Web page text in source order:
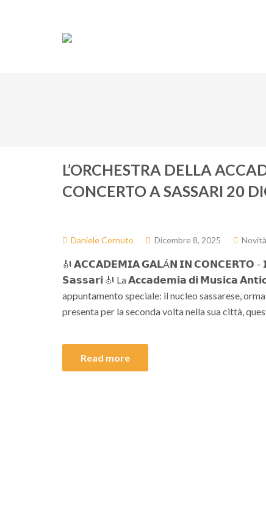
L’ORCHESTRA DELLA
CONCERTO A SASSARI 20
Daniele Cernuto Dicembre 8, 2025 Novità
🎻 𝗔𝗖𝗖𝗔𝗗𝗘𝗠𝗜𝗔 𝗚𝗔𝗟Á𝗡 𝗜𝗡 𝗖𝗢𝗡𝗖𝗘𝗥𝗧𝗢 – 𝗜
𝗦𝗮𝘀𝘀𝗮𝗿𝗶 🎻 La 𝗔𝗰𝗰𝗮𝗱𝗲𝗺𝗶𝗮 𝗱𝗶 𝗠𝘂𝘀𝗶𝗰𝗮
appuntamento speciale: il nucleo sassarese,
presenta per la seconda volta nella sua città,
Read more